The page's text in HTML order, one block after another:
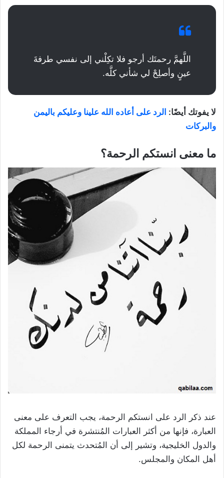
اللَّهمَّ رحمتَك أرجو فلا تكِلْني إلى نفسي طرفةَ
عينٍ وأصلِحْ لي شأني كلَّه.
لا يفوتك أيضًا: الرد على أعاده الله علينا وعليكم باليمن
والبركات
ما معنى انستكم الرحمة؟
عند ذكر الرد على انستكم الرحمة، يجب التعرف على معنى
العبارة، فإنها من أكثر العبارات المُنتشرة في أرجاء المملكة
والدول الخليجية، وتشير إلى أن المُتحدث يتمنى الرحمة لكل
أهل المكان والمجلس.